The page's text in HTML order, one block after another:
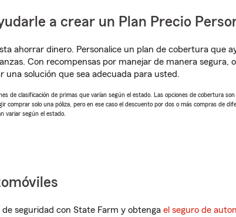
a crear un Plan Precio
ahorrar dinero. Personalice un plan de cobertura que
Con recompensas por manejar de manera
una solución que sea adecuada para usted.
de clasificación de primas que varían según el estado. Las opciones de cobertura
comprar solo una póliza, pero en ese caso el descuento por dos o más compras de
variar según el estado.
seguridad con State Farm y obtenga el seguro de